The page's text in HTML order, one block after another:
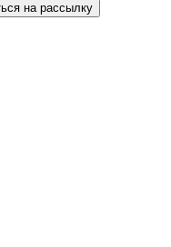
на рассылку